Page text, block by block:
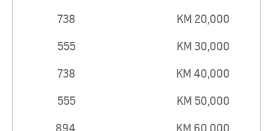
20,000 KM
738
30,000 KM
555
40,000 KM
738
50,000 KM
555